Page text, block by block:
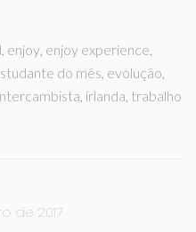
, enjoy, enjoy experience,
do mês, evolução,
, irlanda, trabalho
de 2017